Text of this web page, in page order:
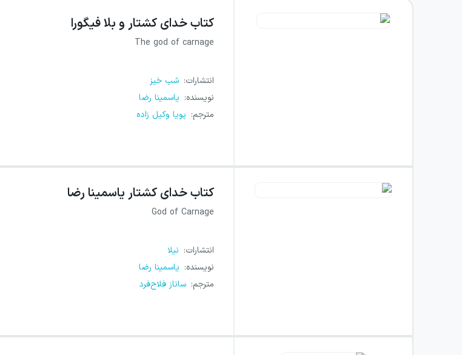
کتابخدای کشتار و بلا فیگورا
The god of carnage
انتشارات: شب خیز
نویسنده: یاسمینا رضا
مترجم: پویا وکیل زاده
کتابخدای کشتار یاسمینا رضا
God of Carnage
انتشارات: نیلا
نویسنده: یاسمینا رضا
مترجم: ساناز فلاح‌فرد